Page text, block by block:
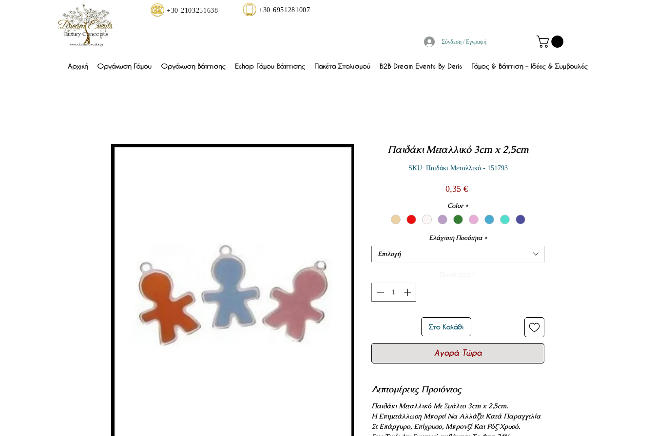
+30 2103251638 +30 6951281007
Σύνδεση / Εγγραφή
Αρχική Οργάνωση Γάμου Οργάνωση Βάπτισης Eshop Γάμου Βάπτισης Πακέτα Στολισμού B2B Dream Events By Deris Γάμος & Βάπτιση – Ιδέες & Συμβουλές
Παιδάκι Μεταλλικό 3cm x 2,5cm
SKU: Παιδάκι Μεταλλικό - 151793
0,35 €Τιμή
Color *
Ελάχιστη Ποσότητα *
Επιλογή
Στο Καλάθι
Αγορά Τώρα
Λεπτομέρειες Προιόντος
Παιδάκι Μεταλλικό Με Σμάλτο 3cm x 2,5cm.
Η Επιμετάλλωση Μπορεί Να Αλλάξει Κατά Παραγγελία
Σε Επάργυρο, Επίχρυσο, Μπρονζέ Και Ρόζ Χρυσό.